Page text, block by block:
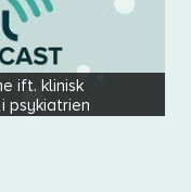
ift. klinisk
psykiatrien